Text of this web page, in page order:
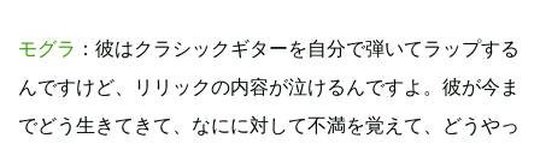
モグラ ：彼はクラシックギターを自分で弾いてラップする
んですけど、リリックの内容が泣けるんですよ。彼が今ま
でどう生きてきて、なにに対して不満を覚えて、どうやっ